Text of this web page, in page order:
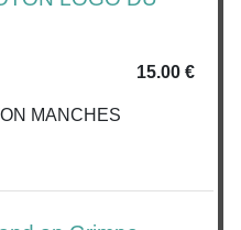
15.00 €
MANCHES